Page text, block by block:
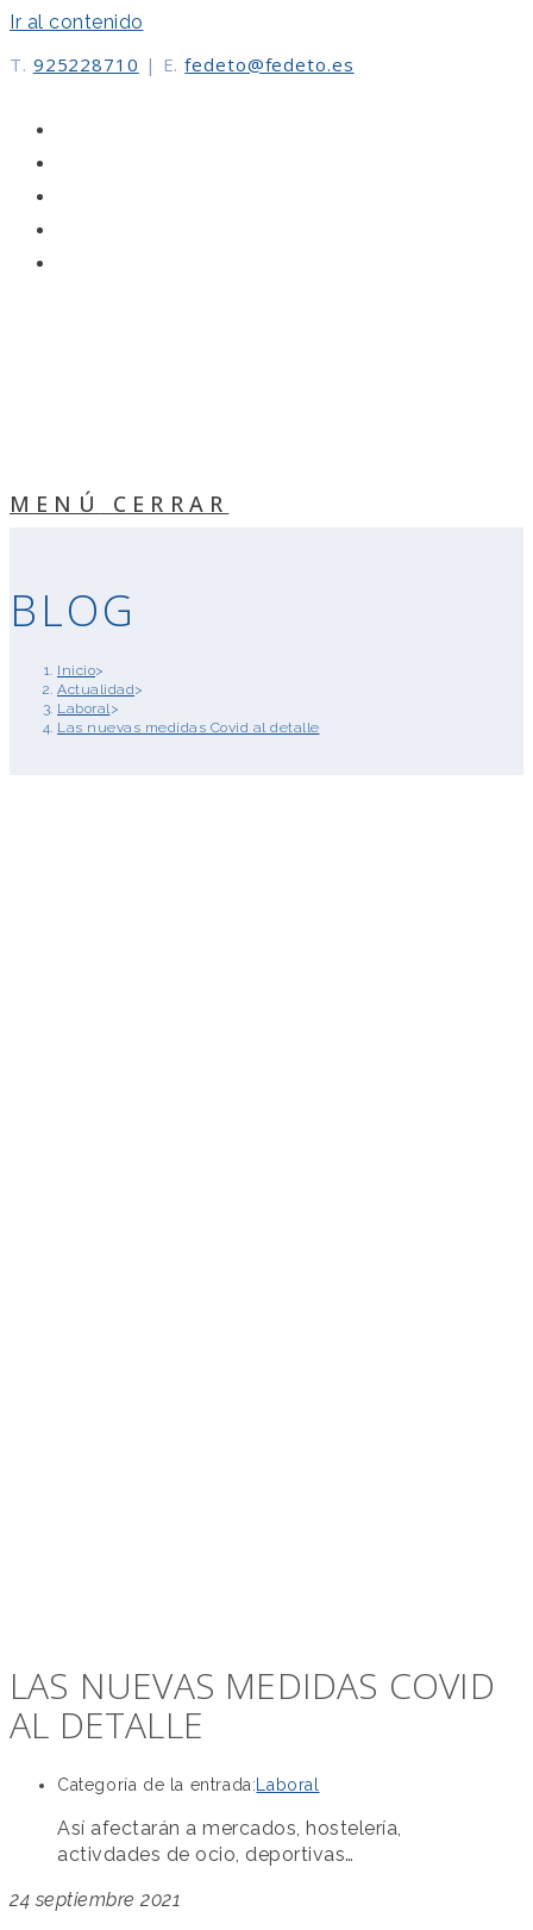
Ir al contenido
T. 925228710 | E. fedeto@fedeto.es
MENÚ CERRAR
BLOG
Inicio>
Actualidad>
Laboral>
Las nuevas medidas Covid al detalle
LAS NUEVAS MEDIDAS COVID
AL DETALLE
Categoría de la entrada: Laboral
Así afectarán a mercados, hostelería,
activdades de ocio, deportivas…
24 septiembre 2021